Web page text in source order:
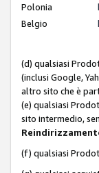
Polonia
Belgio
(d) qualsiasi
(inclusi Google,
altro sito che è
(e) qualsiasi
sito intermedio,
(f) qualsiasi